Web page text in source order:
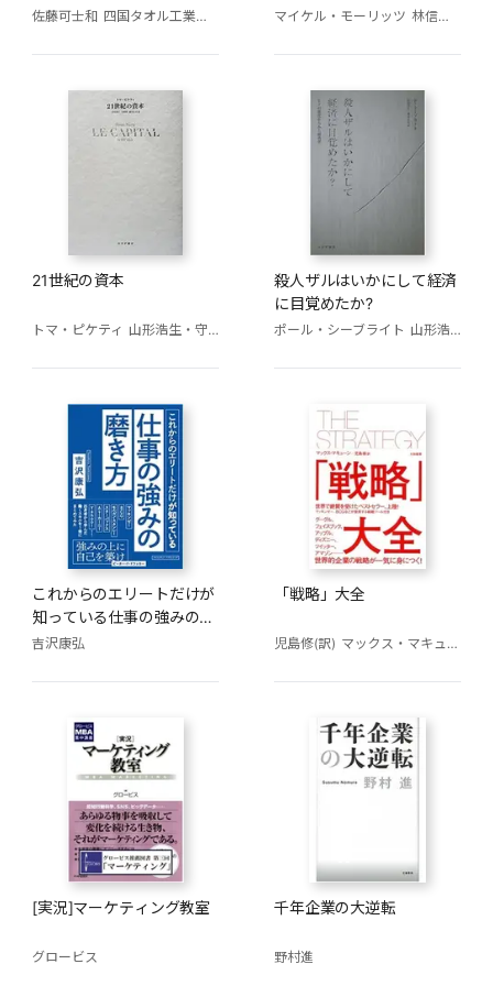
佐藤可士和 四国タオル工業組合 マイケル・モーリッツ 林信行(監修)
21世紀の資本
トマ・ピケティ 山形浩生・守岡桜・森本正史(訳)
殺人ザルはいかにして経済
に目覚めたか?
ポール・シーブライト 山形浩生(訳)
これからのエリートだけが
知っている仕事の強みの磨
き方
吉沢康弘
「戦略」大全
児島修(訳) マックス・マキューン
[実況]マーケティング教室
グロービス
千年企業の大逆転
野村進